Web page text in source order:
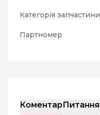
Категорія запчастини
Партномер
КоментарПитання